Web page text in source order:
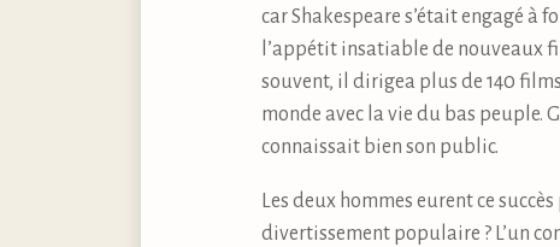
car Shakespeare s’était engagé à
l’appétit insatiable de nouveaux
souvent, il dirigea plus de 140
monde avec la vie du bas peuple.
connaissait bien son public.
Les deux hommes eurent ce
divertissement populaire ? L’un